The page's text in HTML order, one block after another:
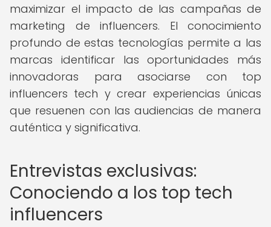
maximizar el impacto de las campañas de
marketing de influencers. El conocimiento
profundo de estas tecnologías permite a las
marcas identificar las oportunidades más
innovadoras para asociarse con top
influencers tech y crear experiencias únicas
que resuenen con las audiencias de manera
auténtica y significativa.
Entrevistas exclusivas:
Conociendo a los top tech
influencers